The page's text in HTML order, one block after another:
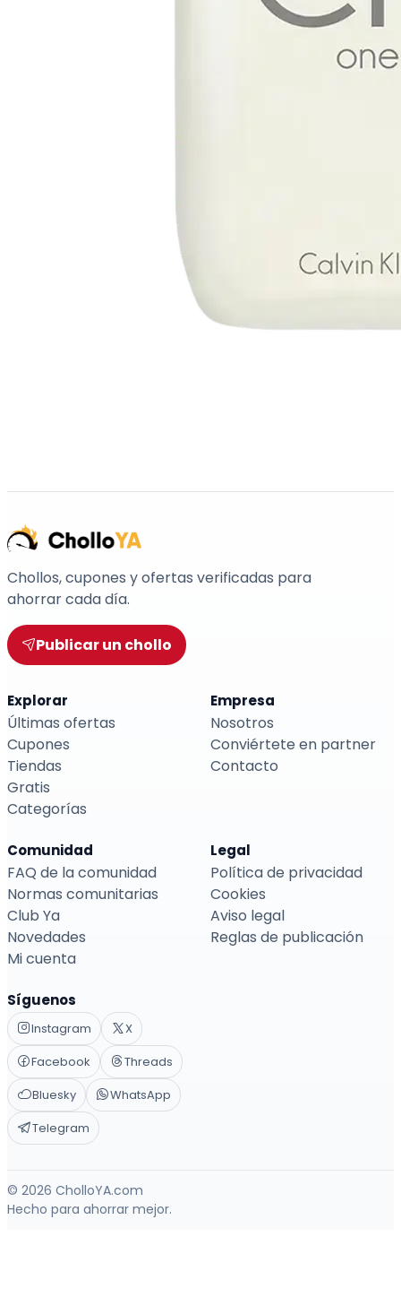
Chollos, cupones y ofertas verificadas para
ahorrar cada día.
Publicar un chollo
Explorar
Últimas ofertas
Cupones
Tiendas
Gratis
Categorías
Empresa
Nosotros
Conviértete en partner
Contacto
Comunidad
FAQ de la comunidad
Normas comunitarias
Club Ya
Novedades
Mi cuenta
Legal
Política de privacidad
Cookies
Aviso legal
Reglas de publicación
Síguenos
Instagram
X
Facebook
Threads
Bluesky
WhatsApp
Telegram
© 2026 CholloYA.com
Hecho para ahorrar mejor.